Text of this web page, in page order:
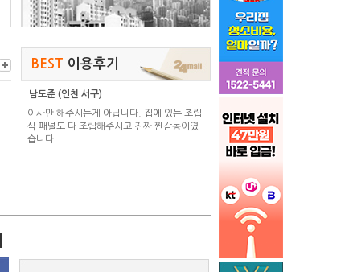
BEST 이용후기
남도준 (인천 서구)
이사만 해주시는게 아닙니다. 집에 있는 조립
식 패널도 다 조립해주시고 진짜 찐감동이였
습니다